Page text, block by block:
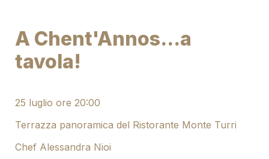
A Chent'Annos...a
tavola!
25 luglio ore 20:00
Terrazza panoramica del Ristorante Monte Turri
Chef Alessandra Nioi